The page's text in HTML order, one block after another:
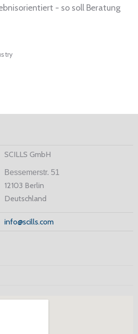
- so soll Beratung
SCILLS GmbH
Bessemerstr. 51
12103 Berlin
Deutschland
info@scills.com